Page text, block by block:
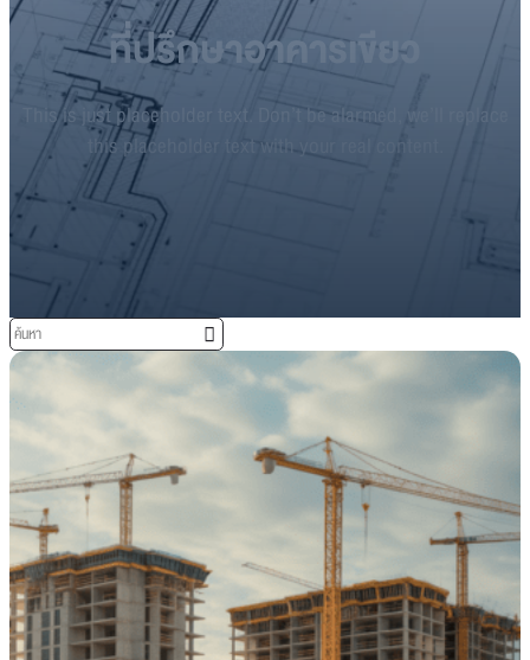
ที่ปรึกษาอาคารเขียว
This is just placeholder text. Don’t be alarmed, we’ll replace
this placeholder text with your real content.